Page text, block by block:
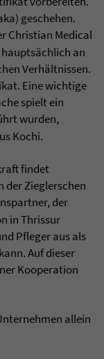
geschehen.
Christian Medical
an
Verhältnissen.
Eine wichtige
spielt ein
wurden,
Kochi.
findet
der Zieglerschen
der
in Thrissur
Pfleger aus als
Auf dieser
Kooperation
allein